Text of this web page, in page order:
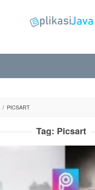
/ PICSART
Tag: Picsart